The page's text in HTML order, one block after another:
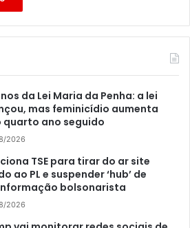
da Lei Maria da Penha: a lei
mas feminicídio aumenta
quarto ano seguido
2026
TSE para tirar do ar site
ao PL e suspender ‘hub’ de
bolsonarista
2026